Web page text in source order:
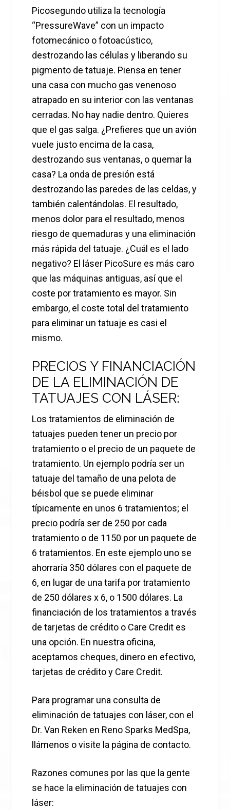
Picosegundo utiliza la tecnología
“PressureWave” con un impacto
fotomecánico o fotoacústico,
destrozando las células y liberando su
pigmento de tatuaje. Piensa en tener
una casa con mucho gas venenoso
atrapado en su interior con las ventanas
cerradas. No hay nadie dentro. Quieres
que el gas salga. ¿Prefieres que un avión
vuele justo encima de la casa,
destrozando sus ventanas, o quemar la
casa? La onda de presión está
destrozando las paredes de las celdas, y
también calentándolas. El resultado,
menos dolor para el resultado, menos
riesgo de quemaduras y una eliminación
más rápida del tatuaje. ¿Cuál es el lado
negativo? El láser PicoSure es más caro
que las máquinas antiguas, así que el
coste por tratamiento es mayor. Sin
embargo, el coste total del tratamiento
para eliminar un tatuaje es casi el
mismo.
PRECIOS Y FINANCIACIÓN
DE LA ELIMINACIÓN DE
TATUAJES CON LÁSER:
Los tratamientos de eliminación de
tatuajes pueden tener un precio por
tratamiento o el precio de un paquete de
tratamiento. Un ejemplo podría ser un
tatuaje del tamaño de una pelota de
béisbol que se puede eliminar
típicamente en unos 6 tratamientos; el
precio podría ser de 250 por cada
tratamiento o de 1150 por un paquete de
6 tratamientos. En este ejemplo uno se
ahorraría 350 dólares con el paquete de
6, en lugar de una tarifa por tratamiento
de 250 dólares x 6, o 1500 dólares. La
financiación de los tratamientos a través
de tarjetas de crédito o Care Credit es
una opción. En nuestra oficina,
aceptamos cheques, dinero en efectivo,
tarjetas de crédito y Care Credit.
Para programar una consulta de
eliminación de tatuajes con láser, con el
Dr. Van Reken en Reno Sparks MedSpa,
llámenos o visite la página de contacto.
Razones comunes por las que la gente
se hace la eliminación de tatuajes con
láser: